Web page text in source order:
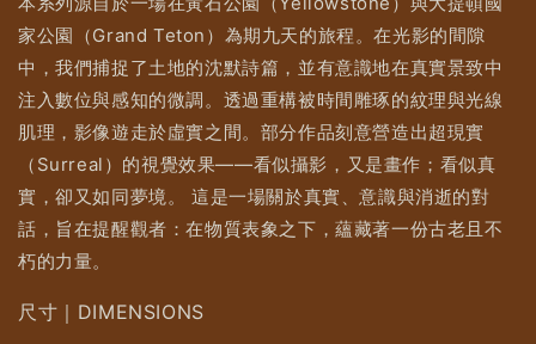
家公園（Grand Teton）為期九天的旅程。在光影的間隙
中，我們捕捉了土地的沈默詩篇，並有意識地在真實景致中
注入數位與感知的微調。透過重構被時間雕琢的紋理與光線
肌理，影像遊走於虛實之間。部分作品刻意營造出超現實
（Surreal）的視覺效果——看似攝影，又是畫作；看似真
實，卻又如同夢境。 這是一場關於真實、意識與消逝的對
話，旨在提醒觀者：在物質表象之下，蘊藏著一份古老且不
朽的力量。
尺寸｜DIMENSIONS